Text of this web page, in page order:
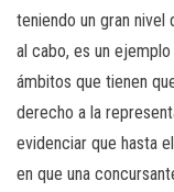
teniendo un gran
al cabo, es un
ámbitos que tienen
derecho a la
evidenciar que hasta
en que una